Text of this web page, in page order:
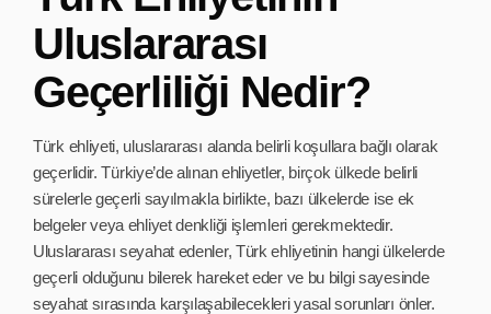
Uluslararası
Geçerliliği Nedir?
Türk ehliyeti, uluslararası alanda belirli koşullara bağlı olarak
geçerlidir. Türkiye’de alınan ehliyetler, birçok ülkede belirli
sürelerle geçerli sayılmakla birlikte, bazı ülkelerde ise ek
belgeler veya ehliyet denkliği işlemleri gerekmektedir.
Uluslararası seyahat edenler, Türk ehliyetinin hangi ülkelerde
geçerli olduğunu bilerek hareket eder ve bu bilgi sayesinde
seyahat sırasında karşılaşabilecekleri yasal sorunları önler.